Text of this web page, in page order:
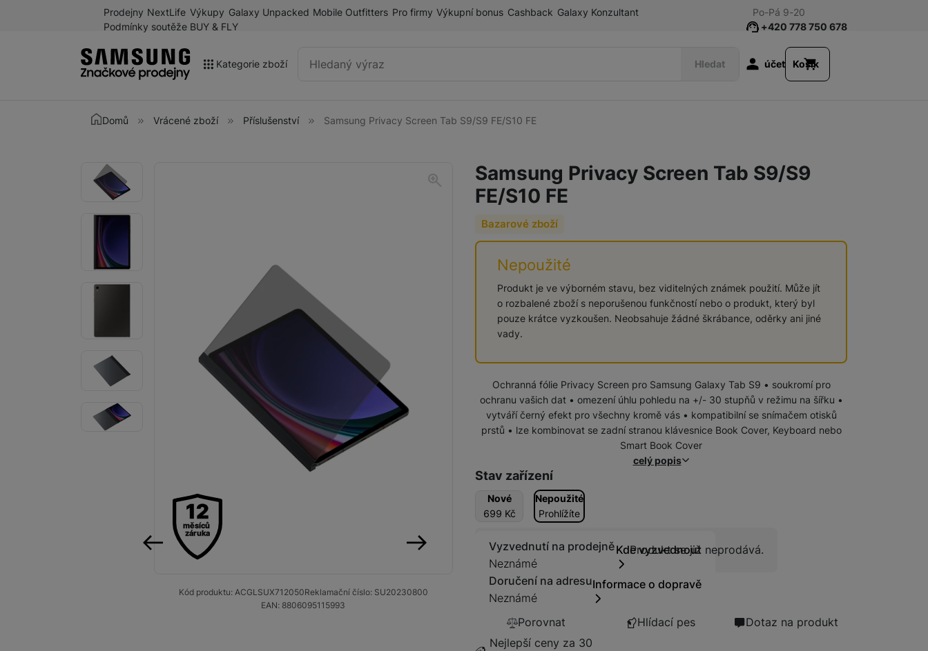
Prodejny NextLife Výkupy Galaxy Unpacked Mobile Outfitters Pro firmy Výkupní bonus Cashback Galaxy Konzultant
Podmínky soutěže BUY & FLY
Vyhledávání Hledat
Kategorie zboží
Akce
Galaxy Z Fold8 a další
novinky léta 2026
Mobilní telefony
Audio
Příslušenství
Domácí spotřebiče
Mobilní telefony
Televize/Audio
Domácí spotřebiče Chytré hodinky
Sekce šílených cen
Samsung TV výhodněji
+420 778 750 678
Po-Pá 9-20
Uživatelská
účet Košík
Domů Vrácené zboží Příslušenství Samsung Privacy Screen Tab S9/S9 FE/S10 FE
Samsung Privacy Screen Tab S9/S9
FE/S10 FE
Bazarové zboží
Nepoužité
Produkt je ve výborném stavu, bez viditelných známek použití. Může jít
o rozbalené zboží s neporušenou funkčností nebo o produkt, který byl
pouze krátce vyzkoušen. Neobsahuje žádné škrábance, oděrky ani jiné
vady.
Ochranná fólie Privacy Screen pro Samsung Galaxy Tab S9 • soukromí pro
ochranu vašich dat • omezení úhlu pohledu na +/- 30 stupňů v režimu na šířku •
vytváří černý efekt pro všechny kromě vás • kompatibilní se snímačem otisků
prstů • lze kombinovat se zadní stranou klávesnice Book Cover, Keyboard nebo
Smart Book Cover
celý popis
Stav zařízení
Nové
699 Kč
Nepoužité
Prohlížíte
Produkt se již
Produkt se již neprodává.
Vyzvednutí na prodejně
Neznámé
Kde vyzvednout
Doručení na adresu
Neznámé
Informace o dopravě
Porovnat Hlídací pes
Dotaz na produkt
Nejlepší ceny za 30
předchozí
12
měsíců
záruka
Fotografie
Kód produktu: ACGLSUX712050Reklamační číslo: SU20230800
EAN: 8806095115993